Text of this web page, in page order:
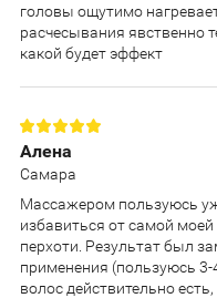
головы ощутимо
расчесывания явственно
какой будет эффект
Алена
Самара
Массажером пользуюсь
избавиться от самой
перхоти. Результат был
применения (пользуюсь
волос действительно